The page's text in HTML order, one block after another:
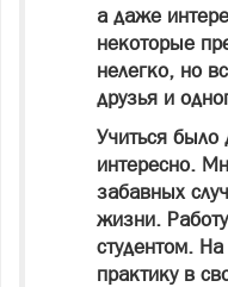
а даже
некоторые
нелегко, но
друзья и
Учиться было
интересно.
забавных
жизни.
студентом.
практику в